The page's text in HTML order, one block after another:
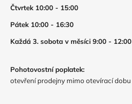
Čtvrtek 10:00 - 15:00
Pátek 10:00 - 16:30
Každá 3. sobota v měsíci 9:00 - 12:00
Pohotovostní poplatek:
otevření prodejny mimo otevírací dobu